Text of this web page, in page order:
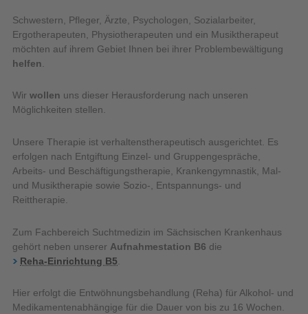
Schwestern, Pfleger, Ärzte, Psychologen, Sozialarbeiter,
Ergotherapeuten, Physiotherapeuten und ein Musiktherapeut
möchten auf ihrem Gebiet Ihnen bei ihrer Problembewältigung
helfen
Wir wollen uns dieser Herausforderung nach unseren
Möglichkeiten stellen.
Unsere Therapie ist verhaltenstherapeutisch ausgerichtet. Es
erfolgen nach Entgiftung Einzel- und Gruppengespräche,
Arbeits- und Beschäftigungstherapie, Krankengymnastik, Mal-
und Musiktherapie sowie Sozio-, Entspannungs- und
Reittherapie.
Zum Fachbereich Suchtmedizin im Sächsischen Krankenhaus
gehört neben unserer Aufnahmestation B6 die
Reha-Einrichtung B5
Hier erfolgt die Entwöhnungsbehandlung (Reha) für Alkohol- und
Medikamentenabhängige für die Dauer von bis zu 16 Wochen.